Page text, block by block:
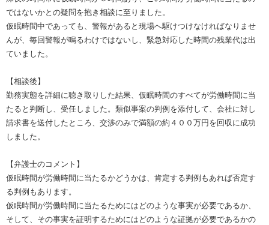
ではないかとの疑問を抱き相談に至りました。
仮眠時間中であっても、警報があると現場へ駆けつけなければなりませ
んが、毎回警報が鳴るわけではないし、緊急対応した時間の残業代は出
ていました。
【相談後】
勤務実態を詳細に聴き取りした結果、仮眠時間のすべてが労働時間に当
たると判断し、受任しました。類似事案の判例を添付して、会社に対し
請求書を送付したところ、交渉のみで満額の約４００万円を回収に成功
しました。
【弁護士のコメント】
仮眠時間が労働時間に当たるかどうかは、肯定する判例もあれば否定す
る判例もあります。
仮眠時間が労働時間に当たるためにはどのような事実が必要であるか、
そして、その事実を証明するためにはどのような証拠が必要であるかの